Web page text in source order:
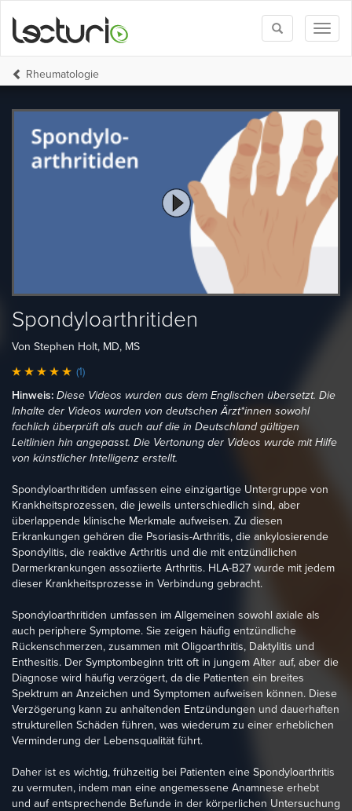
Toggle
search
Rheumatologie
Spondyloarthritiden
Von Stephen Holt, MD, MS
(1)
Hinweis: Diese Videos wurden aus dem Englischen übersetzt. Die
Inhalte der Videos wurden von deutschen Ärzt*innen sowohl
fachlich überprüft als auch auf die in Deutschland gültigen
Leitlinien hin angepasst. Die Vertonung der Videos wurde mit Hilfe
von künstlicher Intelligenz erstellt.
Spondyloarthritiden umfassen eine einzigartige Untergruppe von
Krankheitsprozessen, die jeweils unterschiedlich sind, aber
überlappende klinische Merkmale aufweisen. Zu diesen
Erkrankungen gehören die Psoriasis-Arthritis, die ankylosierende
Spondylitis, die reaktive Arthritis und die mit entzündlichen
Darmerkrankungen assoziierte Arthritis. HLA-B27 wurde mit jedem
dieser Krankheitsprozesse in Verbindung gebracht.
Spondyloarthritiden umfassen im Allgemeinen sowohl axiale als
auch periphere Symptome. Sie zeigen häufig entzündliche
Rückenschmerzen, zusammen mit Oligoarthritis, Daktylitis und
Enthesitis. Der Symptombeginn tritt oft in jungem Alter auf, aber die
Diagnose wird häufig verzögert, da die Patienten ein breites
Spektrum an Anzeichen und Symptomen aufweisen können. Diese
Verzögerung kann zu anhaltenden Entzündungen und dauerhaften
strukturellen Schäden führen, was wiederum zu einer erheblichen
Verminderung der Lebensqualität führt.
Daher ist es wichtig, frühzeitig bei Patienten eine Spondyloarthritis
zu vermuten, indem man eine angemessene Anamnese erhebt
und auf entsprechende Befunde in der körperlichen Untersuchung